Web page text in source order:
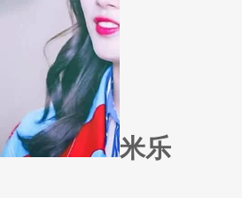
了羽绒服、毛呢